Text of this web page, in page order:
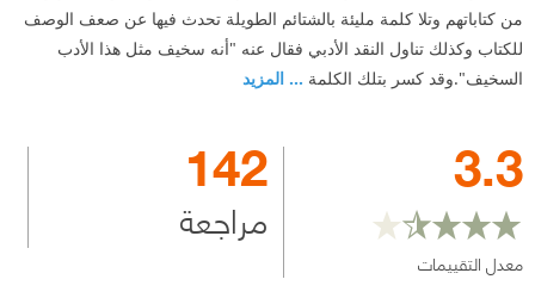
من كتاباتهم وتلا كلمة مليئة بالشتائم الطويلة تحدث فيها عن صعف الوصف
للكتاب وكذلك تناول النقد الأدبي فقال عنه "أنه سخيف مثل هذا الأدب
السخيف".وقد كسر بتلك الكلمة ... المزيد
3.3
معدل التقييمات
142
مراجعة